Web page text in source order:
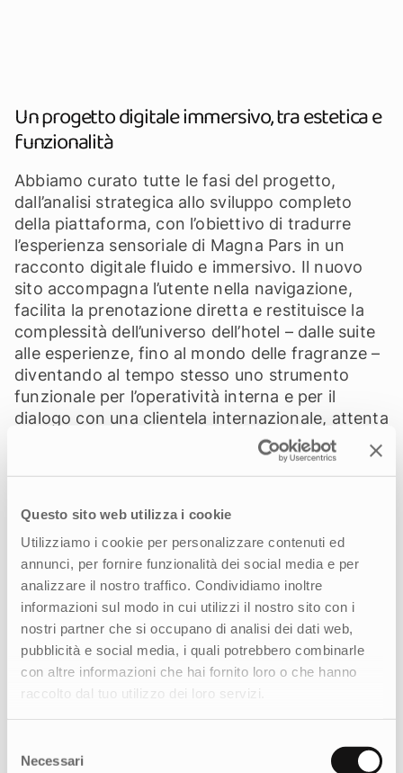
Questo sito web utilizza i cookie
Utilizziamo i cookie per personalizzare contenuti ed
annunci, per fornire funzionalità dei social media e per
analizzare il nostro traffico. Condividiamo inoltre
informazioni sul modo in cui utilizzi il nostro sito con i
nostri partner che si occupano di analisi dei dati web,
pubblicità e social media, i quali potrebbero combinarle
con altre informazioni che hai fornito loro o che hanno
raccolto dal tuo utilizzo dei loro servizi.
delNecessari
Un progetto digitale immersivo, tra estetica e
funzionalità
Abbiamo curato tutte le fasi del progetto,
dall’analisi strategica allo sviluppo completo
della piattaforma, con l’obiettivo di tradurre
l’esperienza sensoriale di Magna Pars in un
racconto digitale fluido e immersivo. Il nuovo
sito accompagna l’utente nella navigazione,
facilita la prenotazione diretta e restituisce la
complessità dell’universo dell’hotel – dalle suite
alle esperienze, fino al mondo delle fragranze –
diventando al tempo stesso uno strumento
funzionale per l’operatività interna e per il
dialogo con una clientela internazionale, attenta
L’interfaccia si sviluppa attraverso un linguaggio
contenuti senza sovraccaricarli. Campiture
piene, spazi ampi e una palette cromatica
coerente con l’identità del brand costruiscono
una user experience ordinata e armonica,
arricchita da elementi artistici e materici che
richiamano la coesistenza di acciaio, vetro e
natura. Una cifra stilistica che riflette l’anima del
luogo, sospesa tra memoria industriale e vitalità
contemporanea, e che rende il sito